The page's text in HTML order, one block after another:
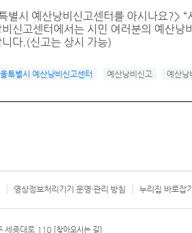
별시 예산낭비신고센터를 아시나요?>
신고센터에서는 시민 여러분의 예산
다.(신고는 상시 가능)
특별시 예산낭비신고센터 예산낭비신고 예산낭
영상정보처리기기 운영·관리 방침 누리집 바로잡기
세종대로 110 [찾아오시는 길]